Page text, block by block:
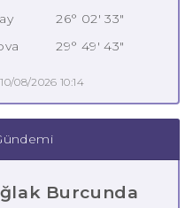
26° 02' 33"
29° 49' 43"
08/2026 10:14
Burcunda